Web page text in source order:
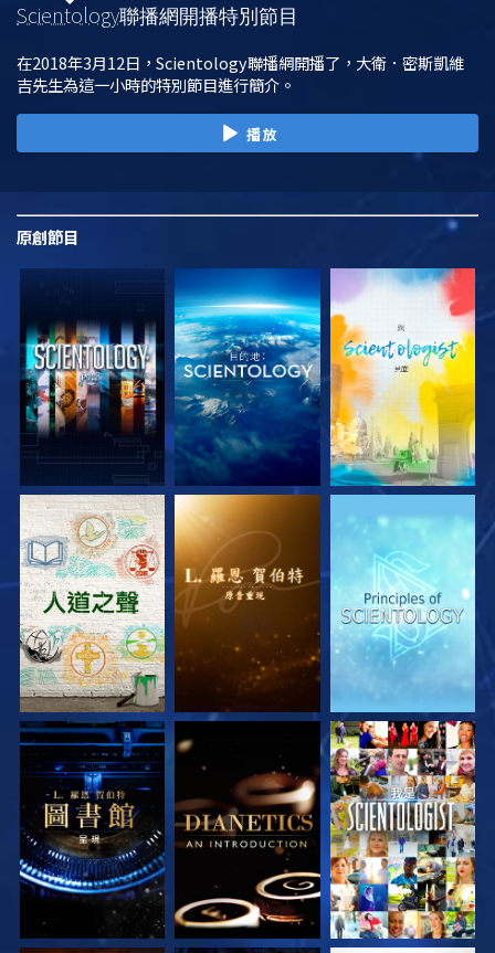
Scientology聯播網開播特別節目
在2018年3月12日，Scientology聯播網開播了，大衛．密斯凱維
吉先生為這一小時的特別節目進行簡介。
播放
原創節目
探索系列節目 探索系列節目 探索系列節目
探索系列節目 探索系列節目 觀看